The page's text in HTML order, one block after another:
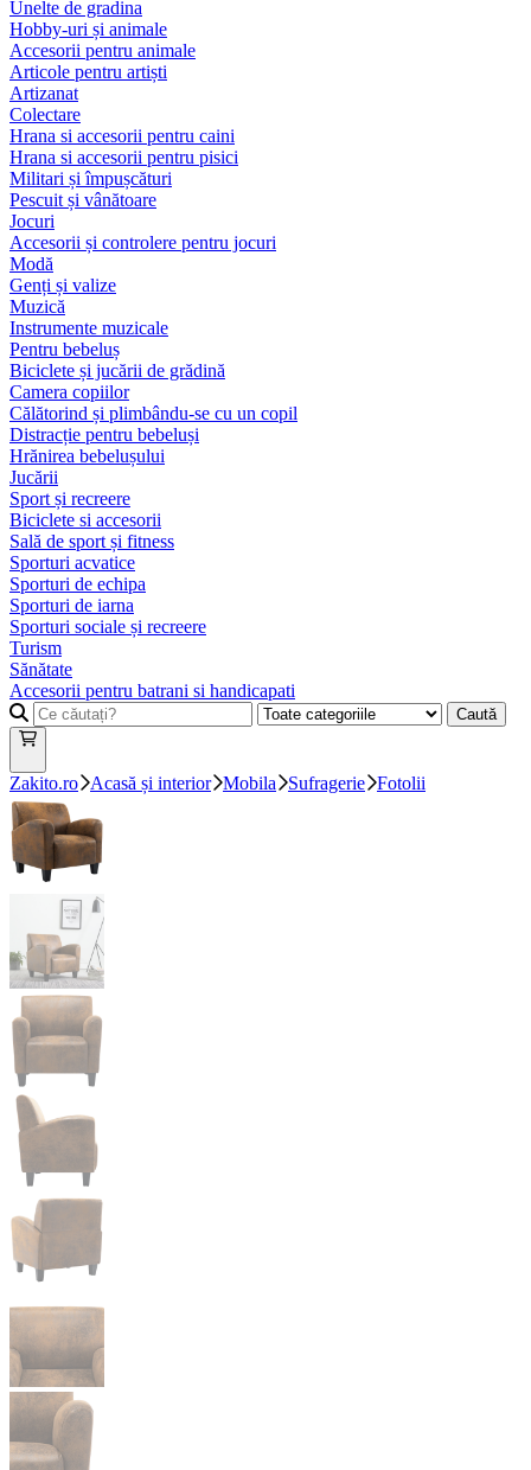
Unelte de gradina
Hobby-uri și animale
Accesorii pentru animale
Articole pentru artiști
Artizanat
Colectare
Hrana si accesorii pentru caini
Hrana si accesorii pentru pisici
Militari și împușcături
Pescuit și vânătoare
Jocuri
Accesorii și controlere pentru jocuri
Modă
Genți și valize
Muzică
Instrumente muzicale
Pentru bebeluș
Biciclete și jucării de grădină
Camera copiilor
Călătorind și plimbându-se cu un copil
Distracție pentru bebeluși
Hrănirea bebelușului
Jucării
Sport și recreere
Biciclete si accesorii
Sală de sport și fitness
Sporturi acvatice
Sporturi de echipa
Sporturi de iarna
Sporturi sociale și recreere
Turism
Sănătate
Accesorii pentru batrani si handicapati
Caută
Zakito.ro Acasă și interior Mobila Sufragerie Fotolii